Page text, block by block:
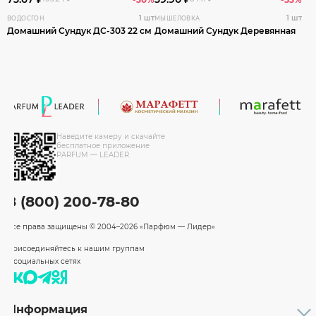
ВОДОСГОН 1 шт
Домашний Сундук ДС-303 22 см
МЫШЕЛОВКА 1 шт
Домашний Сундук Деревянная
Наведите камеру и скачайте
бесплатное приложение
PARFUM — LEADER
8 (800) 200-78-80
Все права защищены © 2004–2026 «Парфюм — Лидер»
Присоединяйтесь к нашим группам
в социальных сетях
Информация